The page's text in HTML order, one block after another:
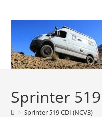
Sprinter 519
> Sprinter 519 CDI (NCV3)